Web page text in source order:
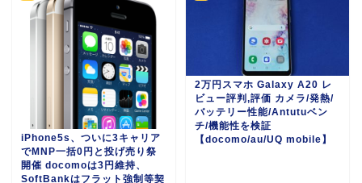
iPhone5s、ついに3キャリア
でMNP一括0円と投げ売り祭
開催 docomoは3円維持、
SoftBankはフラット強制等契
2万円スマホ Galaxy A20 レ
ビュー評判,評価 カメラ/発熱/
バッテリー性能/Antutuベン
チ/機能性を検証
【docomo/au/UQ mobile】